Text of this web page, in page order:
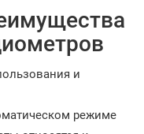
и
режиме